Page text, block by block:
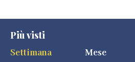
Più visti
Settimana
Mese